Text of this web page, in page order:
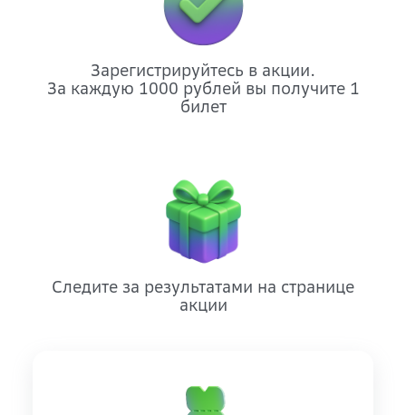
Зарегистрируйтесь в акции.
За каждую 1000 рублей вы получите 1
билет
Следите за результатами на странице
акции